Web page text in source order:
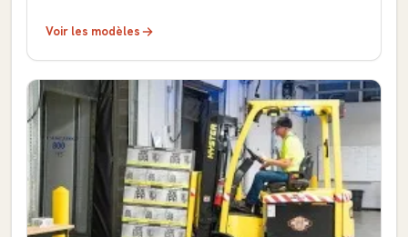
Voir les modèles